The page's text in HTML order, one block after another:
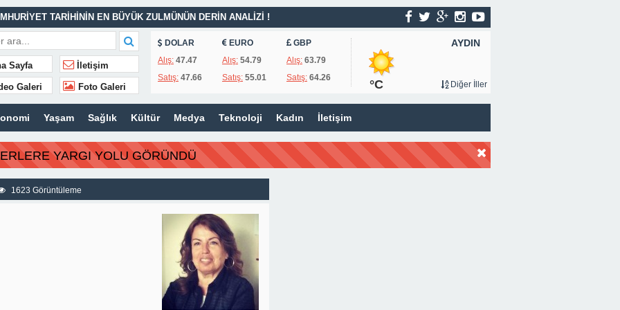
TARİHİNİN EN BÜYÜK ZULMÜNÜN DERİN ANALİZİ !
UNUTULMADI
– 42 “Kırık Şehirlerin Çocukları”
SONU !
Sayfa İletişim
Galeri Foto Galeri
DOLAR
Alış: 47.47
Satış: 47.66
EURO
Alış:54.79
Satış:55.01
GBP
Alış:63.79
Satış:64.26
AYDIN
°C Diğer İller
Yaşam Sağlık Kültür Medya Teknoloji Kadın İletişim
YARGI YOLU GÖRÜNDÜ
1623 Görüntüleme